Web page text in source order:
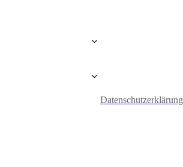
Datenschutzerklärung